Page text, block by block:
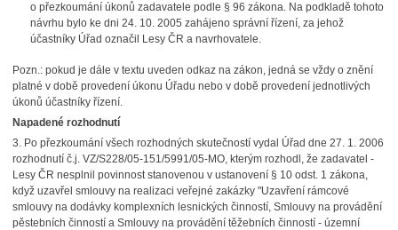
o přezkoumání úkonů zadavatele podle § 96 zákona. Na podkladě tohoto
návrhu bylo ke dni 24. 10. 2005 zahájeno správní řízení, za jehož
účastníky Úřad označil Lesy ČR a navrhovatele.
Pozn.: pokud je dále v textu uveden odkaz na zákon, jedná se vždy o znění
platné v době provedení úkonu Úřadu nebo v době provedení jednotlivých
úkonů účastníky řízení.
Napadené rozhodnutí
3. Po přezkoumání všech rozhodných skutečností vydal Úřad dne 27. 1. 2006
rozhodnutí č.j. VZ/S228/05-151/5991/05-MO, kterým rozhodl, že zadavatel -
Lesy ČR nesplnil povinnost stanovenou v ustanovení § 10 odst. 1 zákona,
když uzavřel smlouvy na realizaci veřejné zakázky "Uzavření rámcové
smlouvy na dodávky komplexních lesnických činností, Smlouvy na provádění
pěstebních činností a Smlouvy na provádění těžebních činností - územní